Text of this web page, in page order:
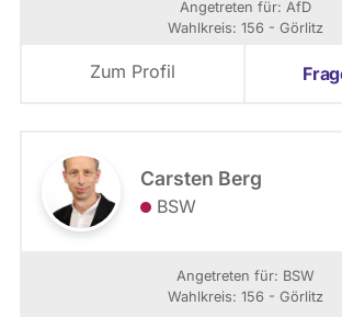
Angetreten für: AfD
Wahlkreis: 156 - Görlitz
Zum Profil
Carsten Berg
BSW
Angetreten für: BSW
Wahlkreis: 156 - Görlitz